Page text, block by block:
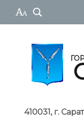
410031, г.